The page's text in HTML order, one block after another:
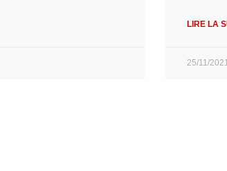
LIRE LA
25/11/